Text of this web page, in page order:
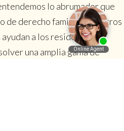
lo abrumador que
de derecho familiar. Nuestros
a los residentes de
una amplia gama de